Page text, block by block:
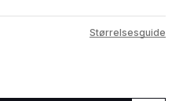
Størrelsesguide